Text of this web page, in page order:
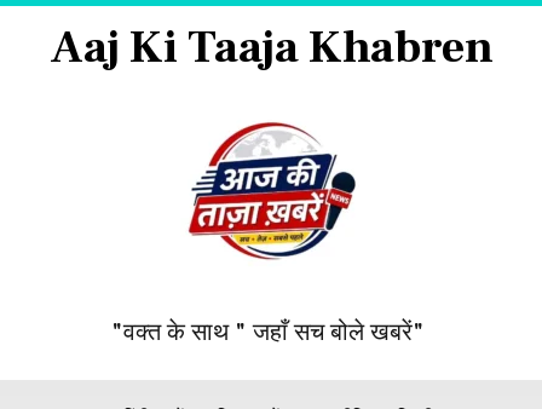
Aaj Ki Taaja Khabren
"वक्त के साथ " जहाँ सच बोले खबरें"